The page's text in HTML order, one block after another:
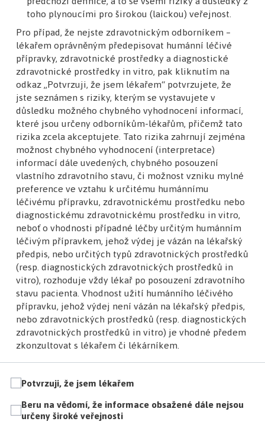
v impaktovaných časopisech).
Zobrazit všechny členy
Nenechte si ujít žádnou novinku!
Přihlaste se
k odběru
newsletteru
Hlavní partner inzerce
Partneři projektu
toho plynoucími pro širokou (laickou) veřejnost.
Pro případ, že nejste zdravotnickým odborníkem –
lékařem oprávněným předepisovat humánní léčivé
přípravky, zdravotnické prostředky a diagnostické
zdravotnické prostředky in vitro, pak kliknutím na
odkaz „Potvrzuji, že jsem lékařem“ potvrzujete, že
jste seznámen s riziky, kterým se vystavujete v
důsledku možného chybného vyhodnocení informací,
které jsou určeny odborníkům-lékařům, přičemž tato
rizika zcela akceptujete. Tato rizika zahrnují zejména
možnost chybného vyhodnocení (interpretace)
informací dále uvedených, chybného posouzení
vlastního zdravotního stavu, či možnost vzniku mylné
preference ve vztahu k určitému humánnímu
léčivému přípravku, zdravotnickému prostředku nebo
diagnostickému zdravotnickému prostředku in vitro,
neboť o vhodnosti případné léčby určitým humánním
léčivým přípravkem, jehož výdej je vázán na lékařský
předpis, nebo určitých typů zdravotnických prostředků
(resp. diagnostických zdravotnických prostředků in
vitro), rozhoduje vždy lékař po posouzení zdravotního
stavu pacienta. Vhodnost užití humánního léčivého
přípravku, jehož výdej není vázán na lékařský předpis,
nebo zdravotnických prostředků (resp. diagnostických
zdravotnických prostředků in vitro) je vhodné předem
zkonzultovat s lékařem či lékárníkem.
Potvrzuji, že jsem lékařem
Beru na vědomí, že informace obsažené dále nejsou
určeny široké veřejnosti